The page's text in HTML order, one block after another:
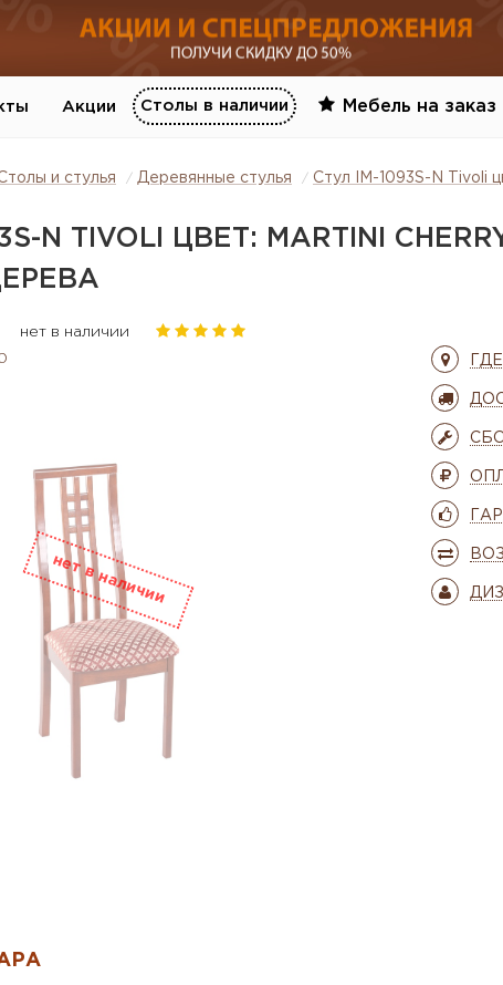
Акции Столы в наличии Мебель на заказ
и стулья Деревянные стулья Стул IM-1093S-N Tivoli
N TIVOLI ЦВЕТ: MARTINI
нет в наличии